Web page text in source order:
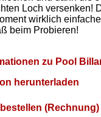
Loch versenken!
wirklich
beim Probieren!
zu Pool
herunterladen
(Rechnung)